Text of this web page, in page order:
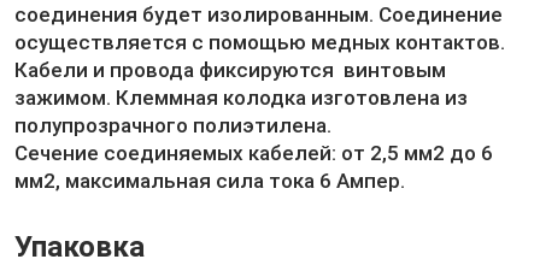
соединения будет изолированным. Соединение
осуществляется с помощью медных контактов.
Кабели и провода фиксируются винтовым
зажимом. Клеммная колодка изготовлена из
полупрозрачного полиэтилена.
Сечение соединяемых кабелей: от 2,5 мм2 до 6
мм2, максимальная сила тока 6 Ампер.
Упаковка